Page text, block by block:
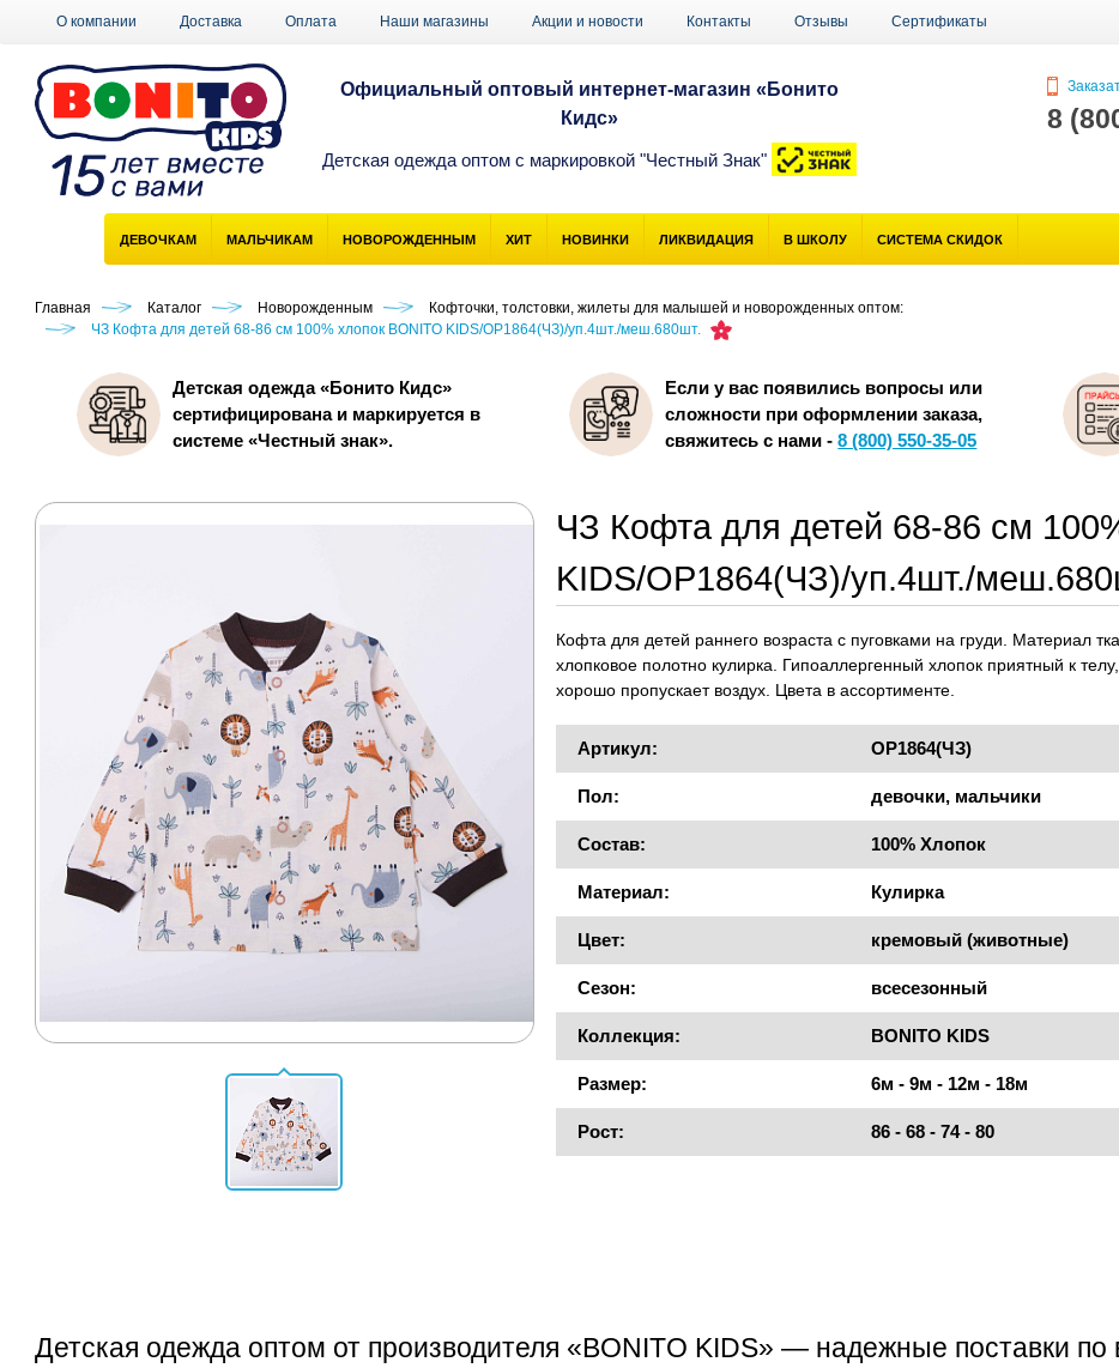
О компании Доставка Оплата Наши магазины Акции и новости Контакты Отзывы Сертификаты
8
Официальный оптовый интернет-магазин «Бонито
Кидс»
Детская одежда оптом с маркировкой "Честный Знак"
ДЕВОЧКАМ МАЛЬЧИКАМ НОВОРОЖДЕННЫМ ХИТ НОВИНКИ ЛИКВИДАЦИЯ В ШКОЛУ СИСТЕМА СКИДОК
Главная Каталог Новорожденным
Кофточки, толстовки, жилеты для малышей и новорожденных оптом:
ЧЗ Кофта для детей 68-86 см 100% хлопок BONITO KIDS/OP1864(ЧЗ)/уп.4шт./меш.680шт.
Детская одежда «Бонито Кидс»
сертифицирована и маркируется в
системе «Честный знак».
Если у вас появились вопросы или
сложности при оформлении заказа,
свяжитесь с нами -8 (800) 550-35-05
ЧЗ Кофта для детей 68-86 см
KIDS/OP1864(ЧЗ)/уп.4шт./
Кофта для детей раннего возраста с пуговками на груди. Материал
хлопковое полотно кулирка. Гипоаллергенный хлопок приятный к телу,
хорошо пропускает воздух. Цвета в ассортименте.
Артикул: OP1864(ЧЗ)
Пол: девочки, мальчики
Состав: 100% Хлопок
Материал: Кулирка
Цвет: кремовый (животные)
Сезон: всесезонный
Коллекция: BONITO KIDS
Размер: 6м - 9м - 12м - 18м
Рост: 86 - 68 - 74 - 80
Детская одежда оптом от производителя «BONITO KIDS» — надежные поставки